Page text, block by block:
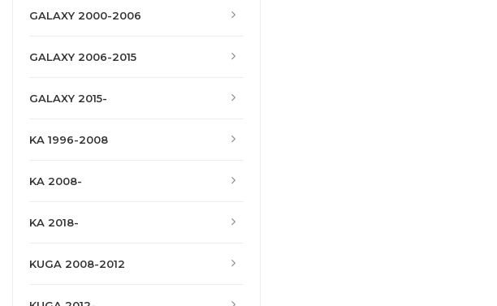
GALAXY 2000-2006
GALAXY 2006-2015
GALAXY 2015-
KA 1996-2008
KA 2008-
KA 2018-
KUGA 2008-2012